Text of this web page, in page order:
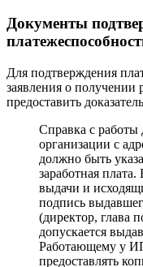
Документы
Для подтверждения
заявления о
предоставить
Справка с
организации с
должно быть
заработная
выдачи и
подпись
(директор, глава
допускается
Работающему у
предоставлять